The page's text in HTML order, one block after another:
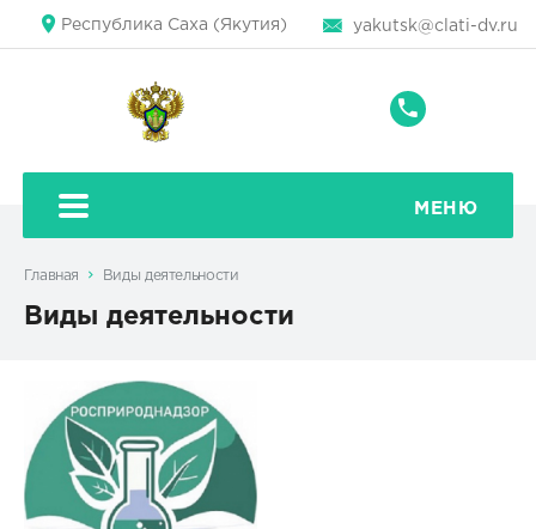
Республика Саха (Якутия) yakutsk@clati-dv.ru
+7
32-
20
МЕНЮ
Главная Виды деятельности
Виды деятельности